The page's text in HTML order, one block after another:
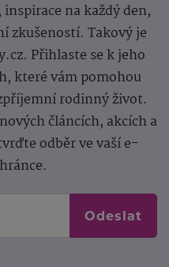
na každý den,
zkušeností. Takový je
Přihlaste se k jeho
které vám pomohou
rodinný život.
článcích, akcích a
odběr ve vaší e-
Odeslat